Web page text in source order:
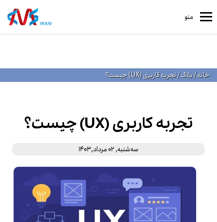
منو
خانه/بلاگ/تجربه کاربری (UX) چیست؟
تجربه کاربری (UX) چیست؟
ﺳﻪشنبه, 02 مرداد,1403